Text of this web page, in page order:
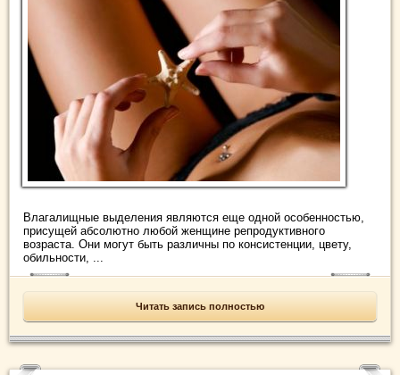
Влагалищные выделения являются еще одной особенностью,
присущей абсолютно любой женщине репродуктивного
возраста. Они могут быть различны по консистенции, цвету,
обильности, ...
Читать запись полностью